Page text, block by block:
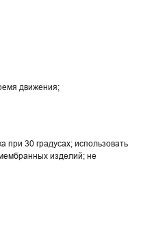
движения;
при 30 градусах; использовать
изделий; не